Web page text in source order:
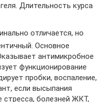
Длительность курса
отличается, но
Основное
антимикробное
функционирование
пробки, воспаление,
если высыпания
стресса, болезней ЖКТ,